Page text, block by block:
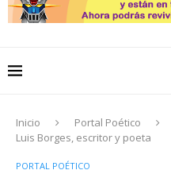
Inicio Portal Poético
Luis Borges, escritor y poeta
PORTAL POÉTICO